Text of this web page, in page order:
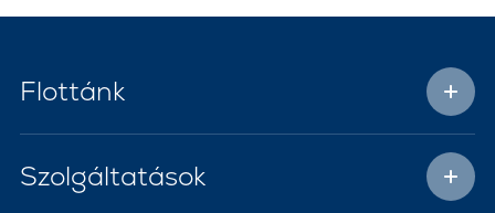
Flottánk
Szolgáltatások